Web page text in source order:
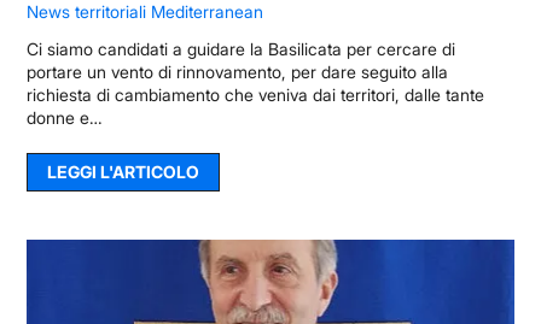
News territoriali Mediterranean
Ci siamo candidati a guidare la Basilicata per cercare di
portare un vento di rinnovamento, per dare seguito alla
richiesta di cambiamento che veniva dai territori, dalle tante
donne e…
LEGGI L'ARTICOLO